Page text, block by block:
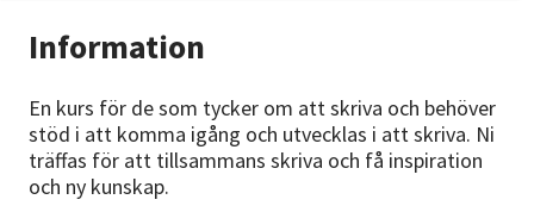
Information
En kurs för de som tycker om att skriva och behöver
stöd i att komma igång och utvecklas i att skriva. Ni
träffas för att tillsammans skriva och få inspiration
och ny kunskap.